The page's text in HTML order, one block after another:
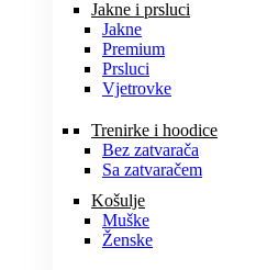
Jakne i prsluci
Jakne
Premium
Prsluci
Vjetrovke
Trenirke i hoodice
Bez zatvarača
Sa zatvaračem
Košulje
Muške
Ženske